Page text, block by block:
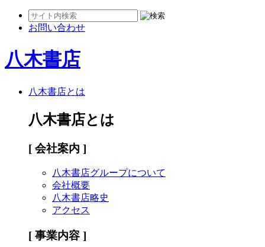
お問い合わせ
八木書店
八木書店とは
八木書店とは
[ 会社案内 ]
八木書店グループについて
会社概要
八木書店略史
アクセス
[ 事業内容 ]